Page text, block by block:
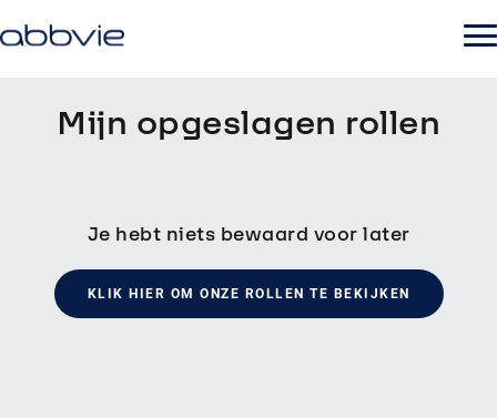
Mijn opgeslagen rollen
Je hebt niets bewaard voor later
KLIK HIER OM ONZE ROLLEN TE BEKIJKEN